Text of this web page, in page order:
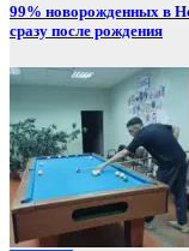
99% новорожденных в
сразу после рождения